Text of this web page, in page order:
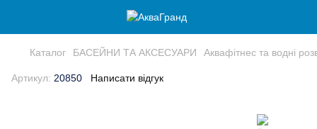
Каталог БАСЕЙНИ ТА АКСЕСУАРИ Аквафітнес та водні
Артикул: 20850 Написати відгук